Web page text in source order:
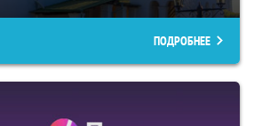
ПОДРОБНЕЕ